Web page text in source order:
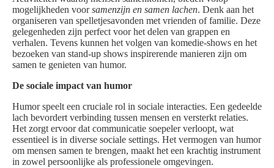
mogelijkheden voorsamenzijn en samen lachen. Denk aan het
organiseren van spelletjesavonden met vrienden of familie. Deze
gelegenheden zijn perfect voor het delen van grappen en
verhalen. Tevens kunnen het volgen van komedie-shows en het
bezoeken van stand-up shows inspirerende manieren zijn om
samen te genieten van humor.
De sociale impact van humor
Humor speelt een cruciale rol in sociale interacties. Een gedeelde
lach bevordert verbinding tussen mensen en versterkt relaties.
Het zorgt ervoor dat communicatie soepeler verloopt, wat
essentieel is in diverse sociale settings. Het vermogen van humor
om mensen samen te brengen, maakt het een krachtig instrument
in zowel persoonlijke als professionele omgevingen.